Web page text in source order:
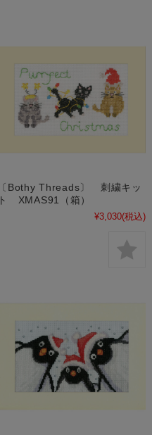
〔Bothy Threads〕 刺繍キッ
ト XMAS91（箱）
¥3,030(税込)